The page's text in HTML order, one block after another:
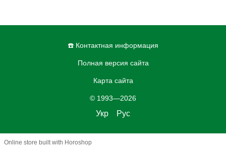
☎️ Контактная информация
Полная версия сайта
Карта сайта
© 1993—2026
Укр Рус
Online store built with Horoshop